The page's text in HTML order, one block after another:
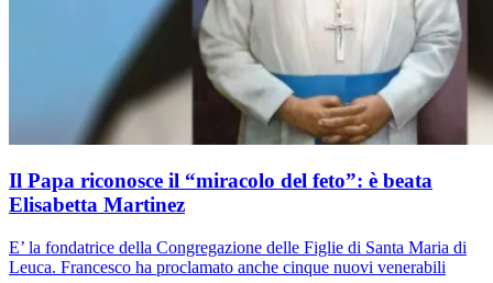
Il Papa riconosce il “miracolo del feto”: è beata
Elisabetta Martinez
E’ la fondatrice della Congregazione delle Figlie di Santa Maria di
Leuca. Francesco ha proclamato anche cinque nuovi venerabili